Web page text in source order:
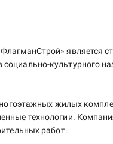
является
культурного
жилых
технологии.
работ.